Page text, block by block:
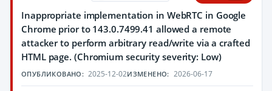
Inappropriate implementation in WebRTC in Google
Chrome prior to 143.0.7499.41 allowed a remote
attacker to perform arbitrary read/write via a crafted
HTML page. (Chromium security severity: Low)
ОПУБЛИКОВАНО: 2025-12-02ИЗМЕНЕНО: 2026-06-17